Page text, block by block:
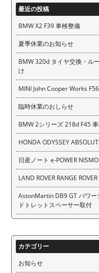
最近の投稿
BMW X2 F39 車検整備
夏季休業のお知らせ
BMW 320d タイヤ交換・ル
け
MINI John Cooper Works
臨時休業のおしらせ
BMW 2シリーズ 218d F45
HONDA ODYSSEY
日産ノート e-POWER
LAND ROVER RANGE
AstonMartin DB9 GT パワー
ドトレットスペーサー取付
カテゴリー
お知らせ